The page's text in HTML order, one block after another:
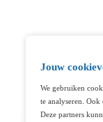
Jouw
We gebruiken
te analyseren.
Deze partners